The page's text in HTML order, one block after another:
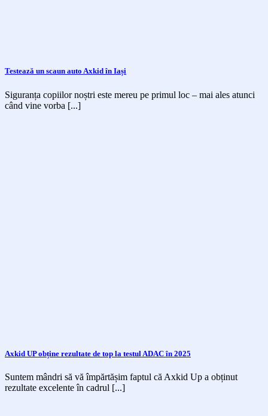
Testează un scaun auto Axkid în Iași
Siguranța copiilor noștri este mereu pe primul loc – mai ales atunci
când vine vorba [...]
Axkid UP obține rezultate de top la testul ADAC în 2025
Suntem mândri să vă împărtășim faptul că Axkid Up a obținut
rezultate excelente în cadrul [...]